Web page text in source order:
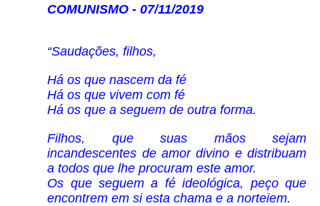
COMUNISMO - 07/11/2019
“Saudações, filhos,
Há os que nascem da fé
Há os que vivem com fé
Há os que a seguem de outra forma.
Filhos, que suas mãos sejam
incandescentes de amor divino e distribuam
a todos que lhe procuram este amor.
Os que seguem a fé ideológica, peço que
encontrem em si esta chama e a norteiem.